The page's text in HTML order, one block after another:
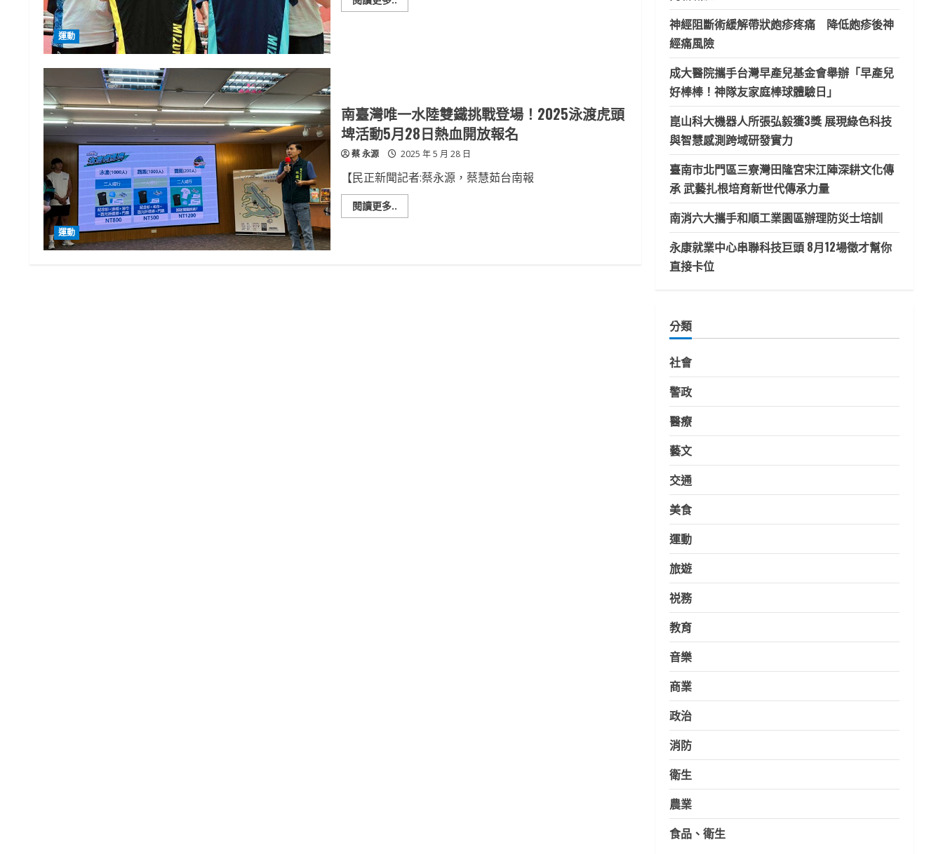
引
運動
more
帕
拉
桌
球
戰
運動
南臺灣唯一水陸雙鐵挑戰登場！2025泳渡虎頭
埤活動5月28日熱血開放報名
蔡 永源 2025 年 5 月 28 日
【民正新聞記者:蔡永源，蔡慧茹台南報
閱讀更多..Read
more
神經阻斷術緩解帶狀皰疹疼痛 降低皰疹後神
經痛風險
成大醫院攜手台灣早產兒基金會舉辦「早產兒
好棒棒！神隊友家庭棒球體驗日」
崑山科大機器人所張弘毅獲3獎 展現綠色科技
與智慧感測跨域研發實力
臺南市北門區三寮灣田隆宮宋江陣深耕文化傳
承 武藝扎根培育新世代傳承力量
南消六大攜手和順工業園區辦理防災士培訓
永康就業中心串聯科技巨頭 8月12場徵才幫你
直接卡位
分類
社會
警政
醫療
藝文
交通
美食
運動
旅遊
祱務
教育
音樂
商業
政治
消防
衛生
農業
食品、衛生